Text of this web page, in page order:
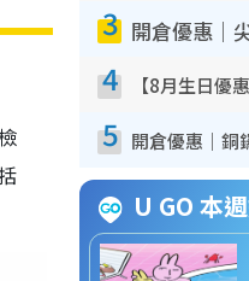
3
4
5
U GO 本